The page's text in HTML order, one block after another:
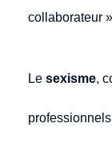
collaborateur
Lesexisme,